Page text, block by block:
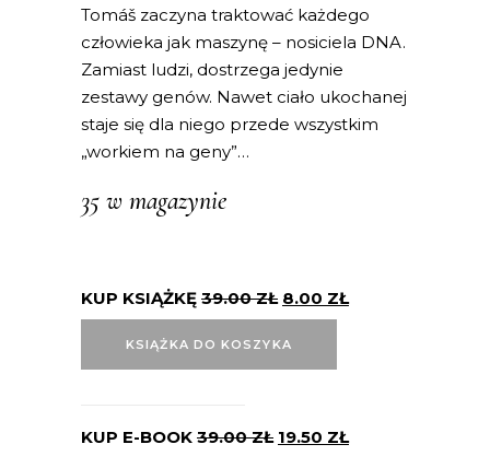
Tomáš zaczyna traktować każdego
człowieka jak maszynę – nosiciela DNA.
Zamiast ludzi, dostrzega jedynie
zestawy genów. Nawet ciało ukochanej
staje się dla niego przede wszystkim
„workiem na geny”…
35 w magazynie
KUP KSIĄŻKĘ 39.00ZŁ 8.00 ZŁ
KSIĄŻKA DO KOSZYKA
KUP E-BOOK 39.00ZŁ 19.50 ZŁ